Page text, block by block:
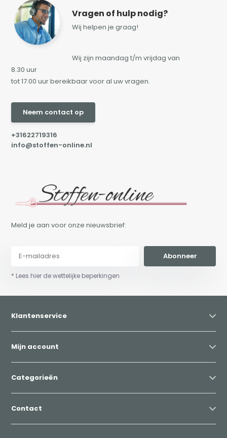
Vragen of hulp nodig?
Wij helpen je graag!
Wij zijn maandag t/m vrijdag van
8.30 uur
tot 17.00 uur bereikbaar voor al uw vragen.
Neem contact op
+31622719316
info@stoffen-online.nl
Meld je aan voor onze nieuwsbrief:
Abonneer
* Lees hier de wettelijke beperkingen
Klantenservice
Mijn account
Categorieën
Contact